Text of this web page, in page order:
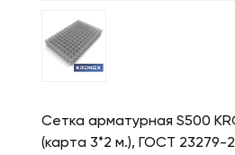
Сетка арматурная S500
(карта 3*2 м.), ГОСТ 23279-